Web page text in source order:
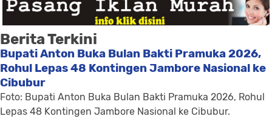
Berita Terkini
Bupati Anton Buka Bulan Bakti Pramuka 2026,
Rohul Lepas 48 Kontingen Jambore Nasional ke
Cibubur
Foto: Bupati Anton Buka Bulan Bakti Pramuka 2026, Rohul
Lepas 48 Kontingen Jambore Nasional ke Cibubur.